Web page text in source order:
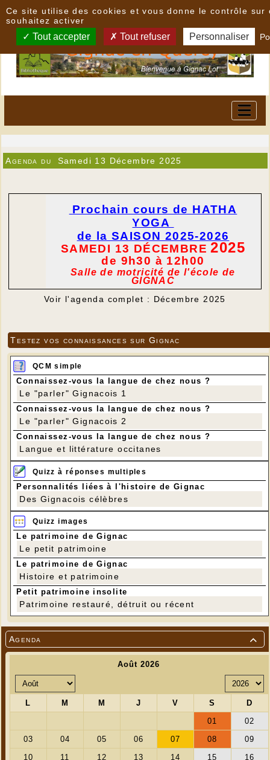

Agenda
Agenda du Samedi 13 Décembre 2025
Prochain cours de HATHA
YOGA
de la SAISON 2025-2026
SAMEDI 13 DÉCEMBRE 2025
de 9h30 à 12h00
Salle de motricité de l'école de
GIGNAC
Voir l'agenda complet : Décembre 2025
Testez vos connaissances sur Gignac
QCM simple
Connaissez-vous la langue de chez nous ?
Le "parler" Gignacois 1
Connaissez-vous la langue de chez nous ?
Le "parler" Gignacois 2
Connaissez-vous la langue de chez nous ?
Langue et littérature occitanes
Quizz à réponses multiples
Personnalités liées à l'histoire de Gignac
Des Gignacois célèbres
Quizz images
Le patrimoine de Gignac
Le petit patrimoine
Le patrimoine de Gignac
Histoire et patrimoine
Petit patrimoine insolite
Patrimoine restauré, détruit ou récent
Ce site utilise des cookies et vous donne le contrôle sur
souhaitez activer
Tout accepter Tout refuser Personnaliser